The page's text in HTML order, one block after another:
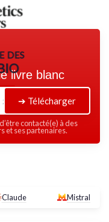
des
2026
livre blanc
➔ Télécharger
contacté(e) à des
et ses partenaires.
Claude Mistral